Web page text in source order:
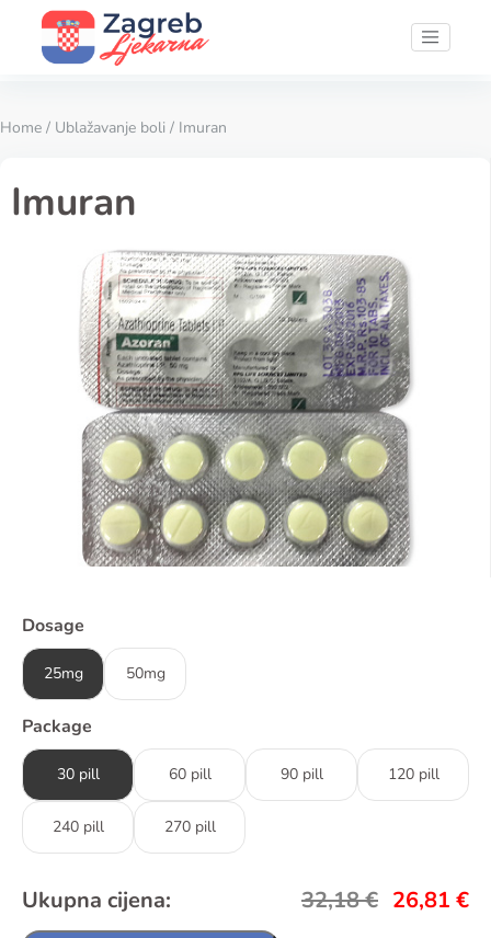
Home / Ublažavanje boli / Imuran
Imuran
Dosage
25mg 50mg
Package
30 pill 60 pill 90 pill 120 pill
240 pill 270 pill
Ukupna cijena: 32,18€ 26,81 €